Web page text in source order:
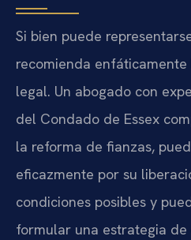
Si bien puede
recomienda
legal. Un abogado con
del Condado de Essex
la reforma de fianzas,
eficazmente por su
condiciones posibles y
formular una estrategia